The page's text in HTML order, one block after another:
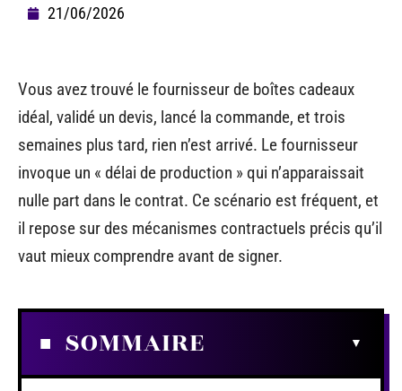
21/06/2026
Vous avez trouvé le fournisseur de boîtes cadeaux
idéal, validé un devis, lancé la commande, et trois
semaines plus tard, rien n’est arrivé. Le fournisseur
invoque un « délai de production » qui n’apparaissait
nulle part dans le contrat. Ce scénario est fréquent, et
il repose sur des mécanismes contractuels précis qu’il
vaut mieux comprendre avant de signer.
SOMMAIRE